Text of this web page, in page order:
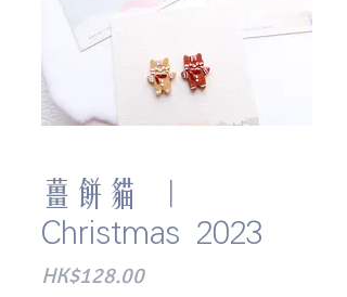
薑餅貓 ｜
Christmas 2023
HK$128.00價